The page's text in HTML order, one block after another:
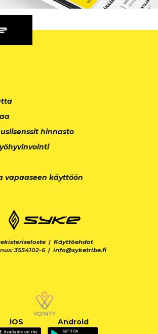
hinnasto
vapaaseen käyttöön
| Käyttöehdot
3554102-6 | info@syketribe.fi
iOS Android